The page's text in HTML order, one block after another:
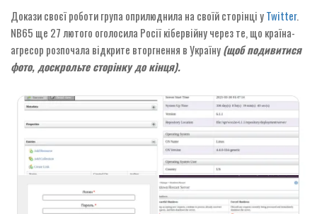
Докази своєї роботи група оприлюднила на своїй сторінці уTwitter.
NB65 ще 27 лютого оголосила Росії кібервійну через те, що країна-
агресор розпочала відкрите вторгнення в Україну(щоб подивитися
фото, доскрольте сторінку до кінця).